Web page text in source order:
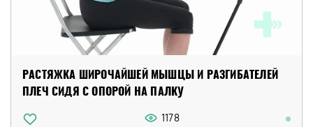
РАСТЯЖКА ШИРОЧАЙШЕЙ МЫШЦЫ И РАЗГИБАТЕЛЕЙ
ПЛЕЧ СИДЯ С ОПОРОЙ НА ПАЛКУ
1178